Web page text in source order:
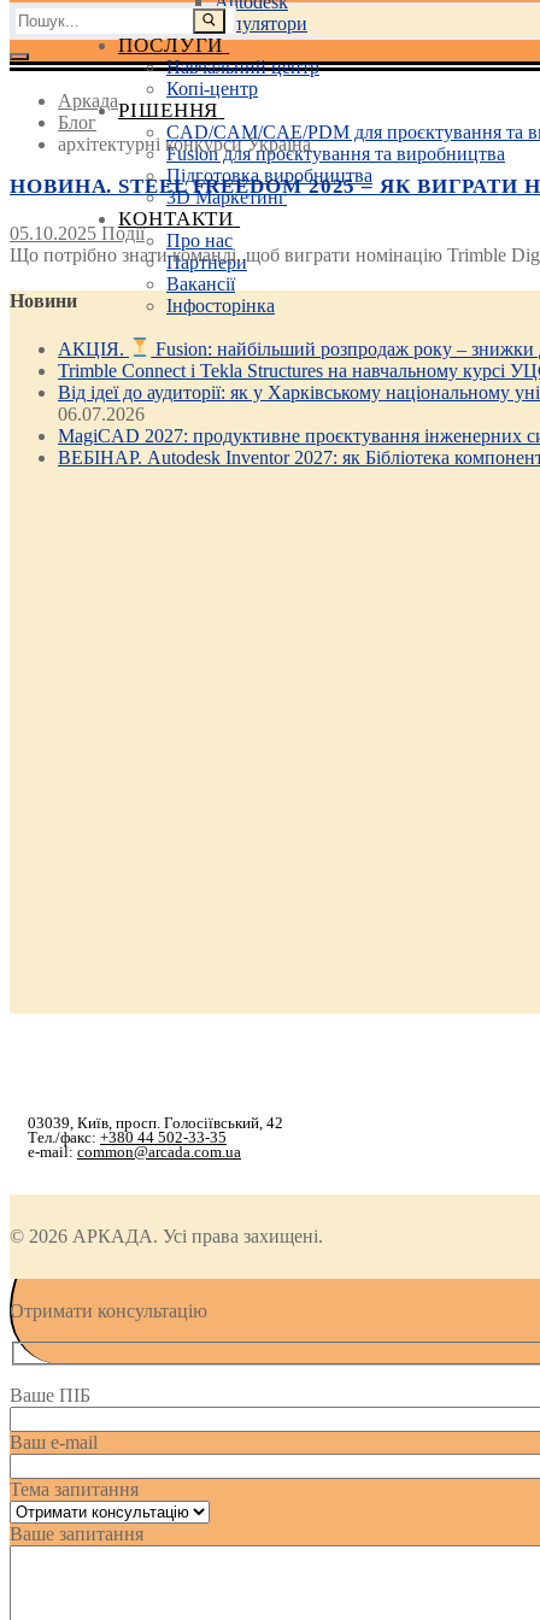
3D маніпулятори
ПОСЛУГИ
Навчальний центр
Копі-центр
РІШЕННЯ
CAD/CAM/CAE/PDM для проєктування та
Fusion для проєктування та виробництва
Підготовка виробництва
3D Маркетинг
КОНТАКТИ
Про нас
Партнери
Вакансії
Інфосторінка
Пошук:
Аркада
Блог
архітектурні конкурси Україна
НОВИНА. STEEL FREEDOM 2025 – ЯК ВИГРАТИ
05.10.2025 Події
Що потрібно знати команді, щоб виграти номінацію Trimble
Новини
АКЦІЯ. Fusion: найбільший розпродаж року – знижки
Trimble Connect і Tekla Structures на навчальному курсі
Від ідеї до аудиторії: як у Харківському національному
06.07.2026
MagiCAD 2027: продуктивне проєктування інженерних
ВЕБІНАР. Autodesk Inventor 2027: як Бібліотека
03039, Київ, просп. Голосіївський, 42
Тел./факс: +380 44 502-33-35
e-mail: common@arcada.com.ua
© 2026 АРКАДА. Усі права захищені.
Отримати консультацію
Ваше ПІБ
Ваш e-mail
Тема запитання
Ваше запитання